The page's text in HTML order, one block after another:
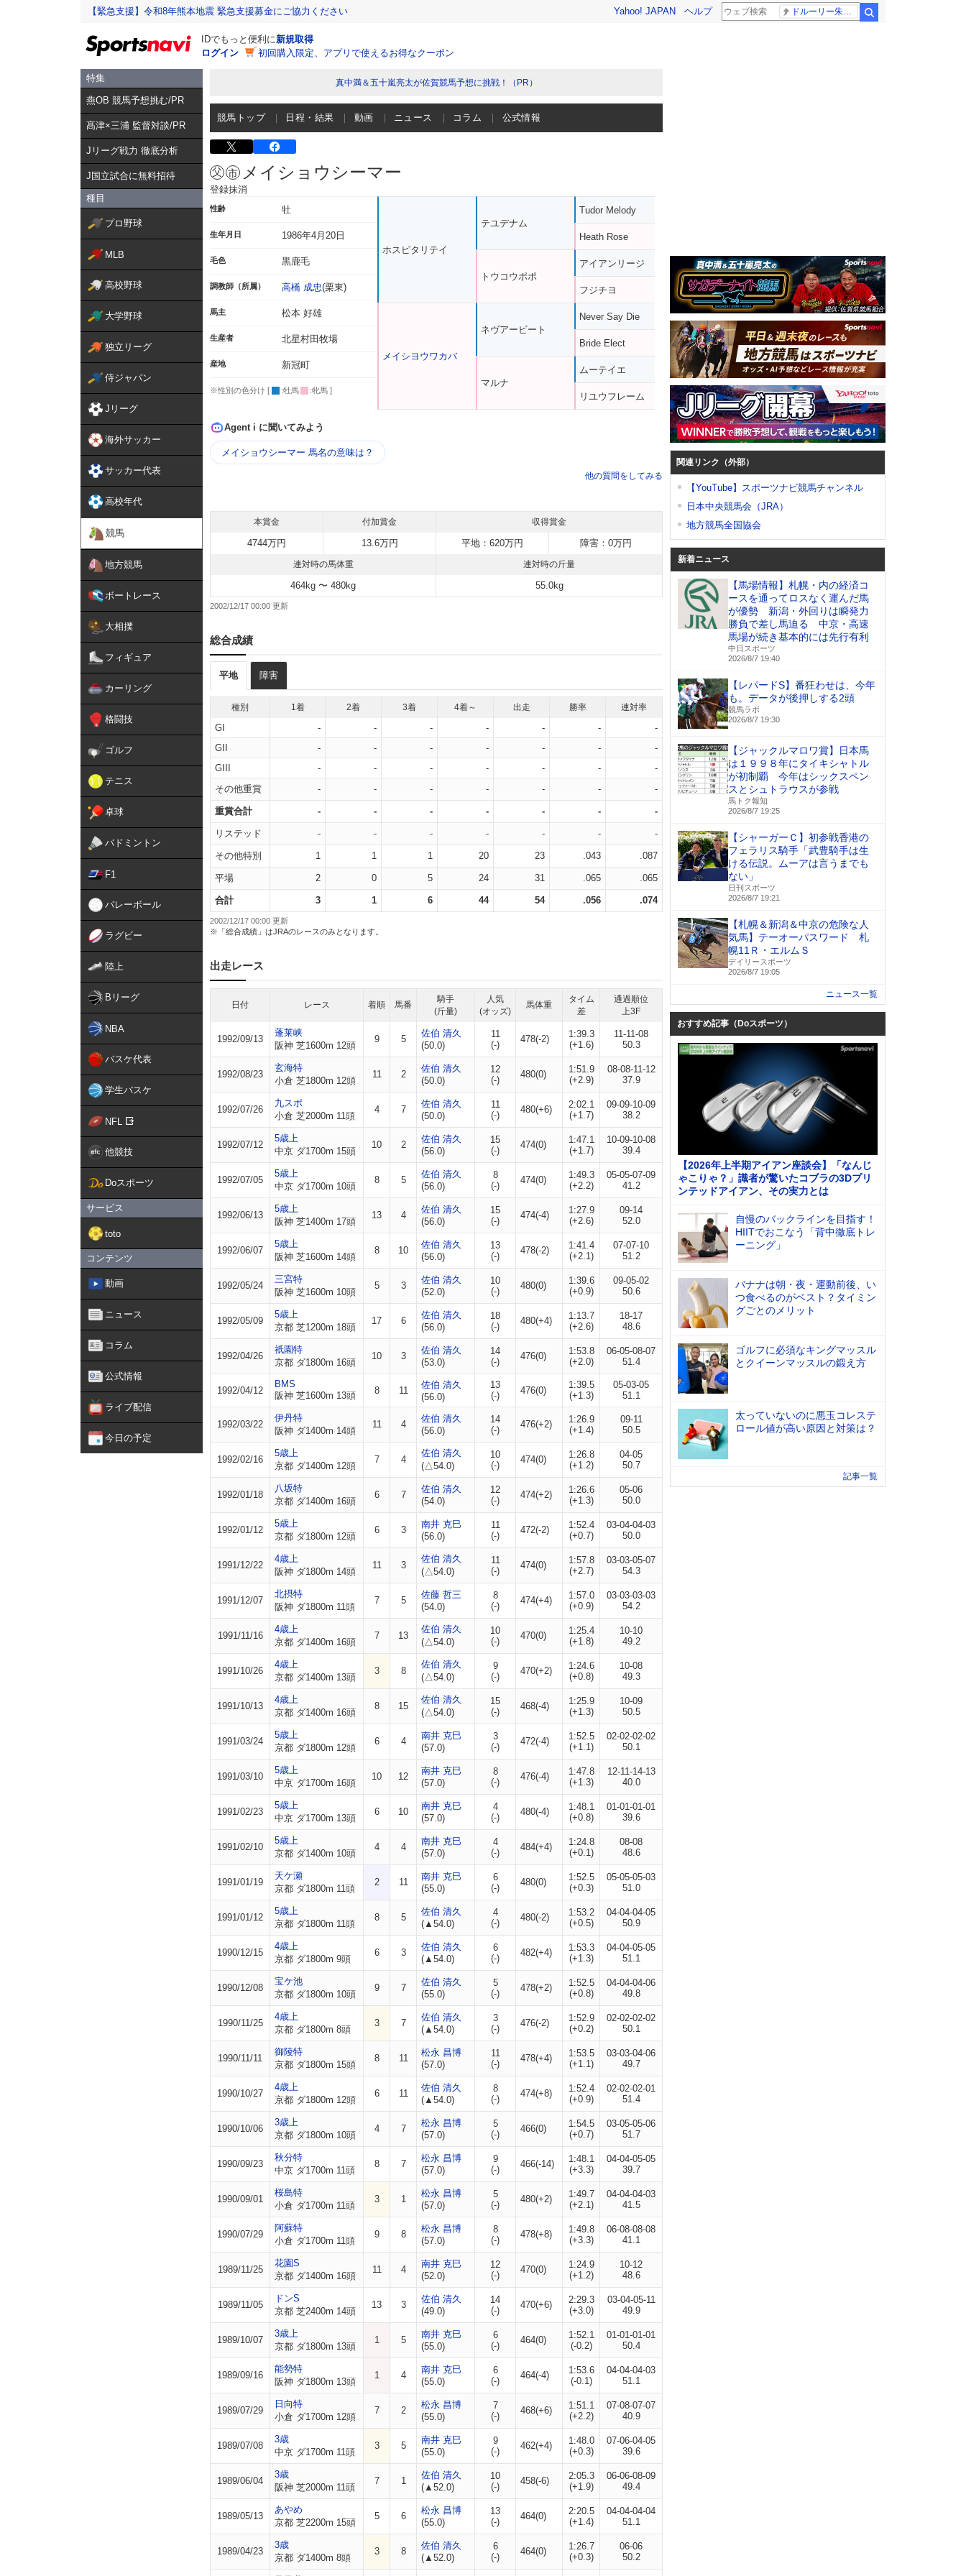
【緊急支援】令和8年熊本地震 緊急支援募金にご協力ください Yahoo! JAPAN ヘルプ
IDでもっと便利に新規取得
ログイン
初回購入限定、アプリで使えるお得なクーポン
特集
燕OB 競馬予想挑む/PR
髙津×三浦 監督対談/PR
Jリーグ戦力 徹底分析
J国立試合に無料招待
種目
プロ野球
MLB
高校野球
大学野球
独立リーグ
侍ジャパン
Jリーグ
海外サッカー
サッカー代表
高校年代
競馬
地方競馬
ボートレース
大相撲
フィギュア
カーリング
格闘技
ゴルフ
テニス
卓球
バドミントン
F1
バレーボール
ラグビー
陸上
Bリーグ
NBA
バスケ代表
学生バスケ
NFL
他競技
Doスポーツ
サービス
toto
コンテンツ
動画
ニュース
コラム
公式情報
ライブ配信
今日の予定
真中満＆五十嵐亮太が佐賀競馬予想に挑戦！（PR）
競馬トップ 日程・結果 動画 ニュース コラム 公式情報
メイショウシーマー
登録抹消
性齢 牡
生年月日 1986年4月20日
毛色 黒鹿毛
調教師（所属） 高橋 成忠(栗東)
馬主 松本 好雄
生産者 北星村田牧場
産地 新冠町
※性別の色分け [ :牡馬 :牝馬 ]
ホスピタリテイ
メイシヨウワカバ
テユデナム
トウコウポポ
ネヴアービート
マルナ
Tudor Melody
Heath Rose
アイアンリージ
フジチヨ
Never Say Die
Bride Elect
ムーテイエ
リユウフレーム
Agent i に聞いてみよう
メイショウシーマー 馬名の意味は？
他の質問をしてみる
本賞金 付加賞金 収得賞金
4744万円 13.6万円 平地：620万円 障害：0万円
連対時の馬体重 連対時の斤量
464kg 〜 480kg 55.0kg
2002/12/17 00:00
総合成績
平地 障害
種別 1着 2着 3着 4着～ 出走 勝率 連対率
GI - - - - - -
-
GII
- - - - - -
-
GIII
- - - - - -
-
その他重賞
- - - - - - -
重賞合計 - - - - - - -
リステッド - - - - - - -
その他特別 1 1 1 20 23 .043 .087
平場 2 0 5 24 31 .065 .065
合計 3 1 6 44 54 .056 .074
2002/12/17 00:00 更新
※「総合成績」はJRAのレースのみとなります。
出走レース
日付 レース 着順 馬番
騎手
(斤量)
人気
(オッズ)
馬体重
タイム
差
通過順位
上3F
1992/09/13
蓬莱峡
阪神 芝1600m 12頭
9 5
佐伯 清久
(50.0)
11
(-)
478(-2)
1:39.3
(+1.6)
11-11-08
50.3
1992/08/23
玄海特
小倉 芝1800m 12頭
11 2
佐伯 清久
(50.0)
12
(-)
480(0)
1:51.9
(+2.9)
08-08-11-12
37.9
1992/07/26
九スポ
小倉 芝2000m 11頭
4 7
佐伯 清久
(50.0)
11
(-)
480(+6)
2:02.1
(+1.7)
09-09-10-09
38.2
1992/07/12
5歳上
中京 ダ1700m 15頭
10 2
佐伯 清久
(56.0)
15
(-)
474(0)
1:47.1
(+1.7)
10-09-10-08
39.4
1992/07/05
5歳上
中京 ダ1700m 10頭
8 5
佐伯 清久
(56.0)
8
(-)
474(0)
1:49.3
(+2.2)
05-05-07-09
41.2
1992/06/13
5歳上
阪神 芝1400m 17頭
13 4
佐伯 清久
(56.0)
15
(-)
474(-4)
1:27.9
(+2.6)
09-14
52.0
1992/06/07
5歳上
阪神 芝1600m 14頭
8 10
佐伯 清久
(56.0)
13
(-)
478(-2)
1:41.4
(+2.1)
07-07-10
51.2
1992/05/24
三宮特
阪神 芝1600m 10頭
5 3
佐伯 清久
(52.0)
10
(-)
480(0)
1:39.6
(+0.9)
09-05-02
50.6
1992/05/09
5歳上
京都 芝1200m 18頭
17 6
佐伯 清久
(56.0)
18
(-)
480(+4)
1:13.7
(+2.6)
18-17
48.6
1992/04/26
祇園特
京都 ダ1800m 16頭
10 3
佐伯 清久
(53.0)
14
(-)
476(0)
1:53.8
(+2.0)
06-05-08-07
51.4
1992/04/12
BMS
阪神 芝1600m 13頭
8 11
佐伯 清久
(56.0)
13
(-)
476(0)
1:39.5
(+1.3)
05-03-05
51.1
1992/03/22
伊丹特
阪神 ダ1400m 14頭
11 4
佐伯 清久
(56.0)
14
(-)
476(+2)
1:26.9
(+1.4)
09-11
50.5
1992/02/16
5歳上
京都 ダ1400m 12頭
7 4
佐伯 清久
(△54.0)
10
(-)
474(0)
1:26.8
(+1.2)
04-05
50.7
1992/01/18
八坂特
京都 ダ1400m 16頭
6 7
佐伯 清久
(54.0)
12
(-)
474(+2)
1:26.6
(+1.3)
05-06
50.0
1992/01/12
5歳上
京都 ダ1800m 12頭
6 3
南井 克巳
(56.0)
11
(-)
472(-2)
1:52.4
(+0.7)
03-04-04-03
50.0
1991/12/22
4歳上
阪神 ダ1800m 14頭
11 3
佐伯 清久
(△54.0)
11
(-)
474(0)
1:57.8
(+2.7)
03-03-05-07
54.3
1991/12/07
北摂特
阪神 ダ1800m 11頭
7 5
佐藤 哲三
(54.0)
8
(-)
474(+4)
1:57.0
(+0.9)
03-03-03-03
54.2
1991/11/16
4歳上
京都 ダ1400m 16頭
7 13
佐伯 清久
(△54.0)
10
(-)
470(0)
1:25.4
(+1.8)
10-10
49.2
1991/10/26
4歳上
京都 ダ1400m 13頭
3 8
佐伯 清久
(△54.0)
9
(-)
470(+2)
1:24.6
(+0.8)
10-08
49.3
1991/10/13
4歳上
京都 ダ1400m 16頭
8 15
佐伯 清久
(△54.0)
15
(-)
468(-4)
1:25.9
(+1.3)
10-09
50.5
1991/03/24
5歳上
京都 ダ1800m 12頭
6 4
南井 克巳
(57.0)
3
(-)
472(-4)
1:52.5
(+1.1)
02-02-02-02
50.1
1991/03/10
5歳上
中京 ダ1700m 16頭
10 12
南井 克巳
(57.0)
8
(-)
476(-4)
1:47.8
(+1.3)
12-11-14-13
40.0
1991/02/23
5歳上
中京 ダ1700m 13頭
6 10
南井 克巳
(57.0)
4
(-)
480(-4)
1:48.1
(+0.8)
01-01-01-01
39.6
1991/02/10
5歳上
京都 ダ1400m 10頭
4 4
南井 克巳
(57.0)
4
(-)
484(+4)
1:24.8
(+0.1)
08-08
48.6
1991/01/19
天ケ瀬
京都 ダ1800m 11頭
2 11
南井 克巳
(55.0)
6
(-)
480(0)
1:52.5
(+0.3)
05-05-05-03
51.0
1991/01/12
5歳上
京都 ダ1800m 11頭
8 5
佐伯 清久
(▲54.0)
4
(-)
480(-2)
1:53.2
(+0.5)
04-04-04-05
50.9
1990/12/15
4歳上
京都 ダ1800m 9頭
6 3
佐伯 清久
(▲54.0)
6
(-)
482(+4)
1:53.3
(+1.3)
04-04-05-05
51.1
1990/12/08
宝ケ池
京都 ダ1800m 10頭
9 7
佐伯 清久
(55.0)
5
(-)
478(+2)
1:52.5
(+0.8)
04-04-04-06
49.8
1990/11/25
4歳上
京都 ダ1800m 8頭
3 7
佐伯 清久
(▲54.0)
3
(-)
476(-2)
1:52.9
(+0.2)
02-02-02-02
50.1
1990/11/11
御陵特
京都 ダ1800m 15頭
8 11
松永 昌博
(57.0)
11
(-)
478(+4)
1:53.5
(+1.1)
03-03-04-06
49.7
1990/10/27
4歳上
京都 ダ1800m 12頭
6 11
佐伯 清久
(▲54.0)
8
(-)
474(+8)
1:52.4
(+0.9)
02-02-02-01
51.4
1990/10/06
3歳上
京都 ダ1800m 10頭
4 7
松永 昌博
(57.0)
5
(-)
466(0)
1:54.5
(+0.7)
03-05-05-06
51.7
1990/09/23
秋分特
中京 ダ1700m 11頭
8 7
松永 昌博
(57.0)
9
(-)
466(-14)
1:48.1
(+3.3)
04-04-05-05
39.7
1990/09/01
桜島特
小倉 ダ1700m 11頭
3 1
松永 昌博
(57.0)
5
(-)
480(+2)
1:49.7
(+2.1)
04-04-04-03
41.5
1990/07/29
阿蘇特
小倉 ダ1700m 11頭
9 8
松永 昌博
(57.0)
8
(-)
478(+8)
1:49.8
(+3.3)
06-08-08-08
41.1
1989/11/25
花園S
京都 ダ1400m 16頭
11 4
南井 克巳
(52.0)
12
(-)
470(0)
1:24.9
(+1.2)
10-12
48.6
1989/11/05
ドンS
京都 芝2400m 14頭
13 3
佐伯 清久
(49.0)
14
(-)
470(+6)
2:29.3
(+3.0)
03-04-05-11
49.9
1989/10/07
3歳上
京都 ダ1800m 13頭
1 5
南井 克巳
(55.0)
6
(-)
464(0)
1:52.1
(-0.2)
01-01-01-01
50.4
1989/09/16
能勢特
阪神 ダ1800m 13頭
1 4
南井 克巳
(55.0)
6
(-)
464(-4)
1:53.6
(-0.1)
04-04-04-03
51.1
1989/07/29
日向特
小倉 ダ1700m 12頭
7 2
松永 昌博
(55.0)
7
(-)
468(+6)
1:51.1
(+2.2)
07-08-07-07
40.9
1989/07/08
3歳
中京 ダ1700m 11頭
3 5
南井 克巳
(55.0)
9
(-)
462(+4)
1:48.0
(+0.3)
07-06-04-05
39.6
1989/06/04
3歳
阪神 芝2000m 11頭
7 1
佐伯 清久
(▲52.0)
10
(-)
458(-6)
2:05.3
(+1.9)
06-06-08-09
49.4
1989/05/13
あやめ
京都 芝2200m 15頭
5 6
松永 昌博
(55.0)
13
(-)
464(0)
2:20.5
(+1.4)
04-04-04-04
51.1
1989/04/23
3歳
京都 ダ1400m 8頭
3 8
佐伯 清久
(▲52.0)
6
(-)
464(0)
1:26.7
(+0.3)
06-06
50.2
関連リンク（外部）
【YouTube】スポーツナビ競馬チャンネル
日本中央競馬会（JRA）
地方競馬全国協会
新着ニュース
【馬場情報】札幌・内の経済コ
ースを通ってロスなく運んだ馬
が優勢 新潟・外回りは瞬発力
勝負で差し馬迫る 中京・高速
馬場が続き基本的には先行有利
中日スポーツ
2026/8/7 19:40
【レパードS】番狂わせは、今年
も。データが後押しする2頭
競馬ラボ
2026/8/7 19:30
【ジャックルマロワ賞】日本馬
は１９９８年にタイキシャトル
が初制覇 今年はシックスペン
スとシュトラウスが参戦
馬トク報知
2026/8/7 19:25
【シャーガーＣ】初参戦香港の
フェラリス騎手「武豊騎手は生
ける伝説。ムーアは言うまでも
ない」
日刊スポーツ
2026/8/7 19:21
【札幌＆新潟＆中京の危険な人
気馬】テーオーパスワード 札
幌11Ｒ・エルムＳ
デイリースポーツ
2026/8/7 19:05
ニュース一覧
おすすめ記事（Doスポーツ）
【2026年上半期アイアン座談会】「なんじ
ゃこりゃ？」識者が驚いたコブラの3Dプリ
ンテッドアイアン、その実力とは
自慢のバックラインを目指す！
HIITでおこなう「背中徹底トレ
ーニング」
バナナは朝・夜・運動前後、い
つ食べるのがベスト？タイミン
グごとのメリット
ゴルフに必須なキングマッスル
とクイーンマッスルの鍛え方
太っていないのに悪玉コレステ
ロール値が高い原因と対策は？
記事一覧